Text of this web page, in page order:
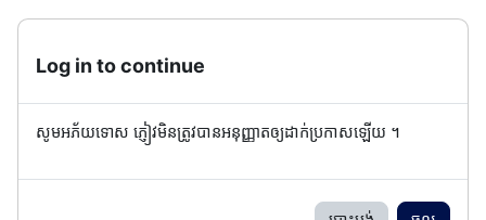
Log in to continue
សូមអភ័យទោស ភ្ញៀវមិនត្រូវបានអនុញ្ញាតឲ្យដាក់ប្រកាសឡើយ ។